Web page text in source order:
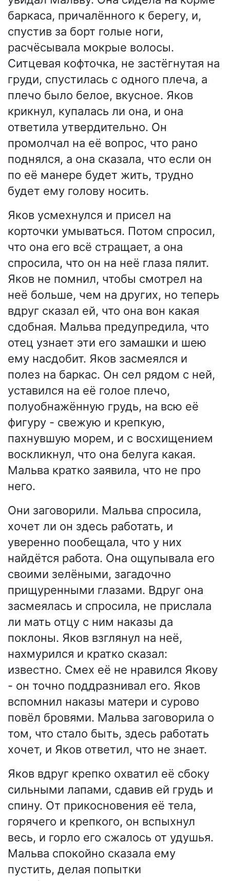
баркаса, причалённого к берегу, и,
спустив за борт голые ноги,
расчёсывала мокрые волосы.
Ситцевая кофточка, не застёгнутая на
груди, спустилась с одного плеча, а
плечо было белое, вкусное. Яков
крикнул, купалась ли она, и она
ответила утвердительно. Он
промолчал на её вопрос, что рано
поднялся, а она сказала, что если он
по её манере будет жить, трудно
будет ему голову носить.
Яков усмехнулся и присел на
корточки умываться. Потом спросил,
что она его всё стращает, а она
спросила, что он на неё глаза пялит.
Яков не помнил, чтобы смотрел на
неё больше, чем на других, но теперь
вдруг сказал ей, что она вон какая
сдобная. Мальва предупредила, что
отец узнает эти его замашки и шею
ему насдобит. Яков засмеялся и
полез на баркас. Он сел рядом с ней,
уставился на её голое плечо,
полуобнажённую грудь, на всю её
фигуру - свежую и крепкую,
пахнувшую морем, и с восхищением
воскликнул, что она белуга какая.
Мальва кратко заявила, что не про
него.
Они заговорили. Мальва спросила,
хочет ли он здесь работать, и
уверенно пообещала, что у них
найдётся работа. Она ощупывала его
своими зелёными, загадочно
прищуренными глазами. Вдруг она
засмеялась и спросила, не прислала
ли мать отцу с ним наказы да
поклоны. Яков взглянул на неё,
нахмурился и кратко сказал:
известно. Смех её не нравился Якову
- он точно поддразнивал его. Яков
вспомнил наказы матери и сурово
повёл бровями. Мальва заговорила о
том, что стало быть, здесь работать
хочет, и Яков ответил, что не знает.
Яков вдруг крепко охватил её сбоку
сильными лапами, сдавив ей грудь и
спину. От прикосновения её тела,
горячего и крепкого, он вспыхнул
весь, и горло его сжалось от удушья.
Мальва спокойно сказала ему
пустить, делая попытки